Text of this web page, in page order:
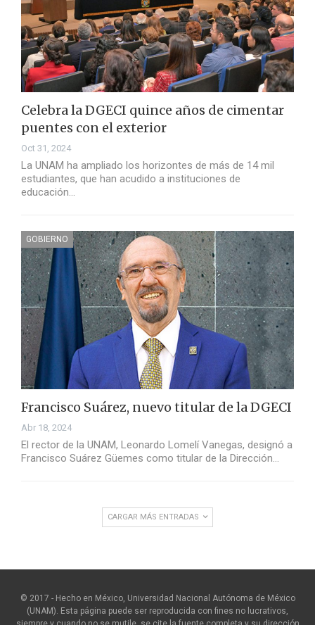
Celebra la DGECI quince años de cimentar
puentes con el exterior
Oct 31, 2024
La UNAM ha ampliado los horizontes de más de 14 mil
estudiantes, que han acudido a instituciones de
educación…
GOBIERNO
Francisco Suárez, nuevo titular de la DGECI
Abr 18, 2024
El rector de la UNAM, Leonardo Lomelí Vanegas, designó a
Francisco Suárez Güemes como titular de la Dirección…
CARGAR MÁS ENTRADAS
© 2017 - Hecho en México, Universidad Nacional Autónoma de México
(UNAM). Esta página puede ser reproducida con fines no lucrativos,